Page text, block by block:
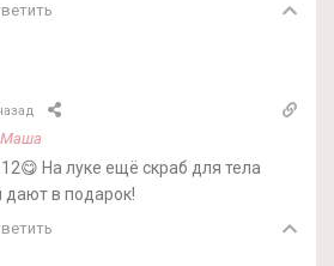
Маша
На луке ещё скраб для тела
в подарок!